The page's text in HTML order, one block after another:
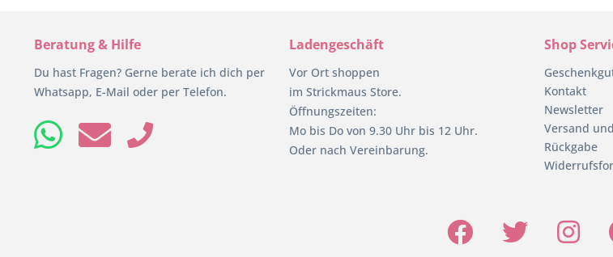
Beratung & Hilfe
Du hast Fragen? Gerne berate ich dich per
Whatsapp, E-Mail oder per Telefon.
Ladengeschäft
Vor Ort shoppen
im Strickmaus Store.
Öffnungszeiten:
Mo bis Do von 9.30 Uhr bis 12 Uhr.
Oder nach Vereinbarung.
Shop
Kontakt
Newsletter
Versand
Rückgabe